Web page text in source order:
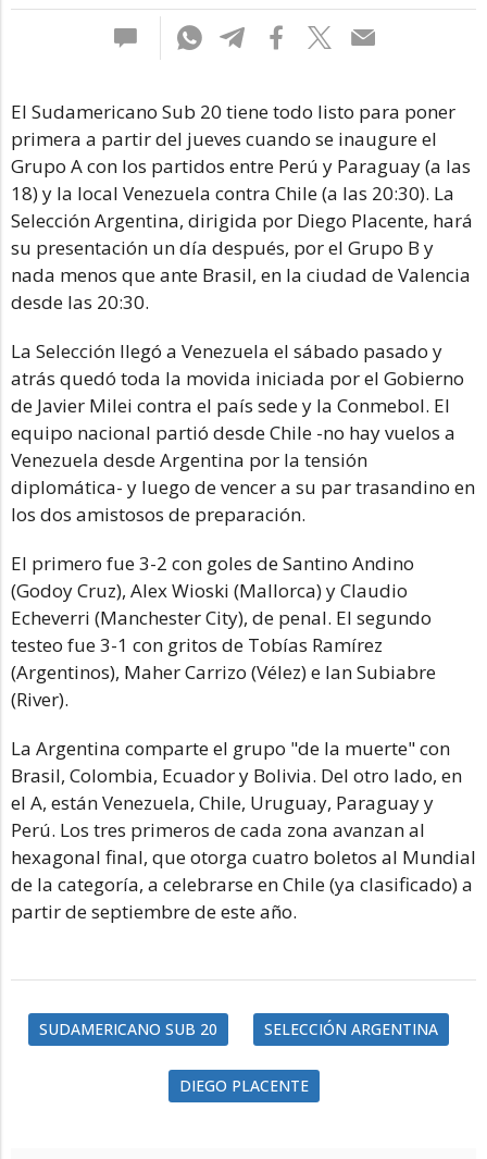
El Sudamericano Sub 20 tiene todo listo para poner
primera a partir del jueves cuando se inaugure el
Grupo A con los partidos entre Perú y Paraguay (a las
18) y la local Venezuela contra Chile (a las 20:30). La
Selección Argentina, dirigida por Diego Placente, hará
su presentación un día después, por el Grupo B y
nada menos que ante Brasil, en la ciudad de Valencia
desde las 20:30.
La Selección llegó a Venezuela el sábado pasado y
atrás quedó toda la movida iniciada por el Gobierno
de Javier Milei contra el país sede y la Conmebol. El
equipo nacional partió desde Chile -no hay vuelos a
Venezuela desde Argentina por la tensión
diplomática- y luego de vencer a su par trasandino en
los dos amistosos de preparación.
El primero fue 3-2 con goles de Santino Andino
(Godoy Cruz), Alex Wioski (Mallorca) y Claudio
Echeverri (Manchester City), de penal. El segundo
testeo fue 3-1 con gritos de Tobías Ramírez
(Argentinos), Maher Carrizo (Vélez) e Ian Subiabre
(River).
La Argentina comparte el grupo "de la muerte" con
Brasil, Colombia, Ecuador y Bolivia. Del otro lado, en
el A, están Venezuela, Chile, Uruguay, Paraguay y
Perú. Los tres primeros de cada zona avanzan al
hexagonal final, que otorga cuatro boletos al Mundial
de la categoría, a celebrarse en Chile (ya clasificado) a
partir de septiembre de este año.
SUDAMERICANO SUB 20 SELECCIÓN ARGENTINA
DIEGO PLACENTE